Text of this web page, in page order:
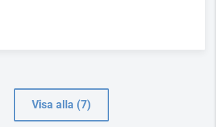
Visa alla (7)